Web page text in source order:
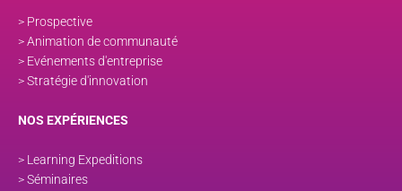
> Prospective
> Animation de communauté
> Evénements d'entreprise
> Stratégie d'innovation
NOS EXPÉRIENCES
> Learning Expeditions
> Séminaires